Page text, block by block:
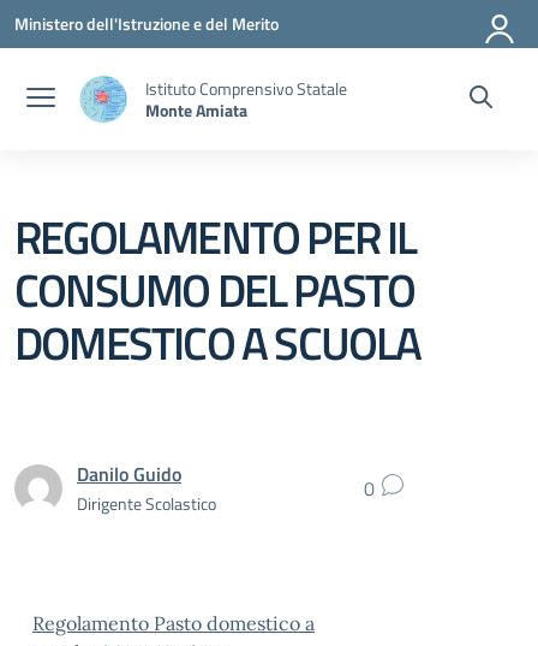
Vai ai contenuti
Vai al menu di navigazione
Vai al footer
Ministero dell'Istruzione e del Merito
Istituto Comprensivo Statale
Monte Amiata
REGOLAMENTO PER IL
CONSUMO DEL PASTO
DOMESTICO A SCUOLA
Danilo Guido
Dirigente Scolastico 0
Regolamento Pasto domestico a